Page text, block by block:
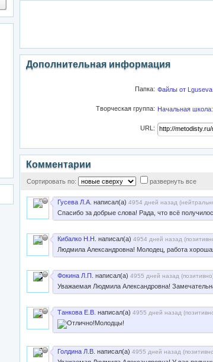
Дополнительная информация
Папка: Файлы от Lguseva
Творческая группа: Начальная
URL:
Комментарии
Сортировать по: развернуть все
Гусева Л.А. написал(а) 4954 дней назад (
Спасибо за добрые слова! Рада, что всё
Кибалко Н.Н. написал(а) 4954 дней назад (
Людмила Александровна! Молодец, работа
Фокина Л.П. написал(а) 4955 дней назад (позитивно
Уважаемая Людмила Александровна!
Танкова Е.В. написал(а) 4955 дней назад (
Молодцы!
Голдина Л.В. написал(а) 4955 дней назад (позитивно